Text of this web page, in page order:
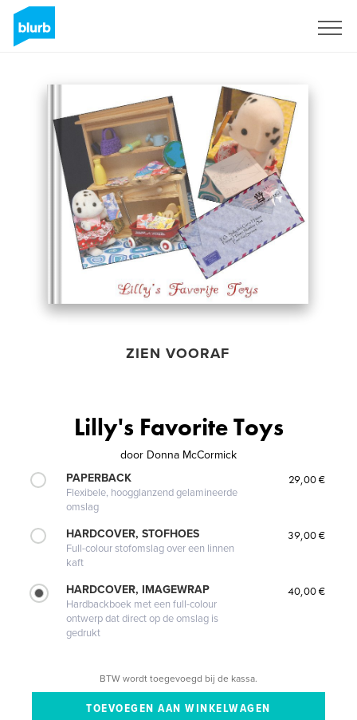
ZIEN VOORAF
Lilly's Favorite Toys
door Donna McCormick
PAPERBACK
Flexibele, hoogglanzend gelamineerde
omslag
29,00 €
HARDCOVER, STOFHOES
Full-colour stofomslag over een linnen
kaft
39,00 €
HARDCOVER, IMAGEWRAP
Hardbackboek met een full-colour
ontwerp dat direct op de omslag is
gedrukt
40,00 €
BTW wordt toegevoegd bij de kassa.